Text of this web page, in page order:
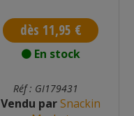
dès 11,95 €
En stock
Réf : GI179431
Vendu parSnackin